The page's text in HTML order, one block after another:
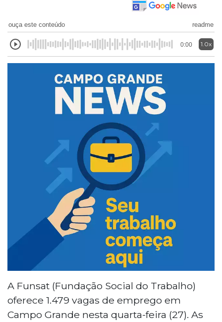
ouça este conteúdo readme
0:00 1.0x
A Funsat (Fundação Social do Trabalho)
oferece 1.479 vagas de emprego em
Campo Grande nesta quarta-feira (27). As